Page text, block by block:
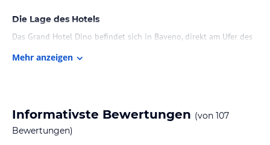
Die Lage des Hotels
Das Grand Hotel Dino befindet sich in Baveno, direkt am Ufer des
Panoramablick auf den See. In der Nähe finden Sie eine Vielzahl
500 m Entfernung.
Zimmer / Unterbringung im Hotel
Mehr anzeigen
Informativste Bewertungen (von 107
Bewertungen)